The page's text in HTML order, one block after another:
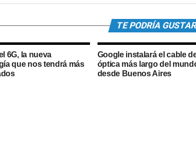
TE PODRÍA
6G, la nueva
que nos tendrá más
Google instalará el cable
óptica más largo del
desde Buenos Aires